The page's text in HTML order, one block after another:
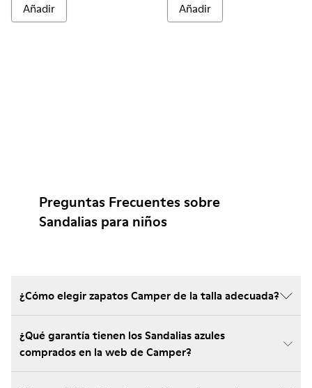
Añadir Añadir
Preguntas Frecuentes sobre
Sandalias para niños
¿Cómo elegir zapatos Camper de la talla adecuada?
¿Qué garantía tienen los Sandalias azules
comprados en la web de Camper?